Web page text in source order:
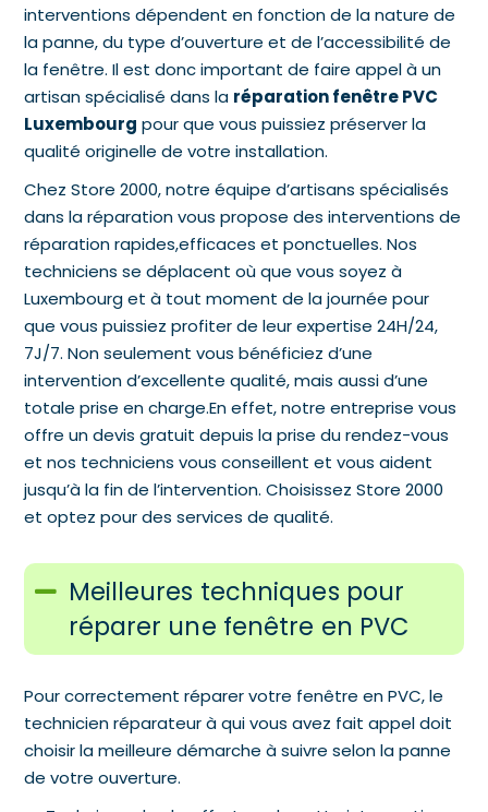
interventions dépendent en fonction de la nature de
la panne, du type d’ouverture et de l’accessibilité de
la fenêtre. Il est donc important de faire appel à un
artisan spécialisé dans la réparation fenêtre PVC
Luxembourg pour que vous puissiez préserver la
qualité originelle de votre installation.
Chez Store 2000, notre équipe d’artisans spécialisés
dans la réparation vous propose des interventions de
réparation rapides,efficaces et ponctuelles. Nos
techniciens se déplacent où que vous soyez à
Luxembourg et à tout moment de la journée pour
que vous puissiez profiter de leur expertise 24H/24,
7J/7. Non seulement vous bénéficiez d’une
intervention d’excellente qualité, mais aussi d’une
totale prise en charge.En effet, notre entreprise vous
offre un devis gratuit depuis la prise du rendez-vous
et nos techniciens vous conseillent et vous aident
jusqu’à la fin de l’intervention. Choisissez Store 2000
et optez pour des services de qualité.
Meilleures techniques pour
réparer une fenêtre en PVC
Pour correctement réparer votre fenêtre en PVC, le
technicien réparateur à qui vous avez fait appel doit
choisir la meilleure démarche à suivre selon la panne
de votre ouverture.